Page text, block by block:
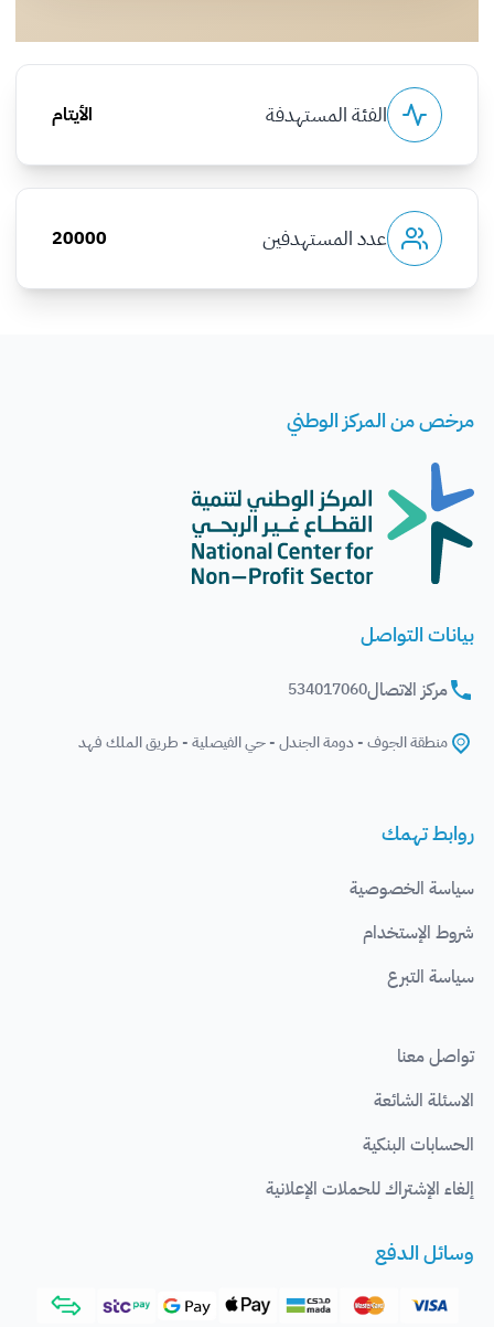
الفئة المستهدفة الأيتام
عدد المستهدفين 20000
مرخص من المركز الوطني
بيانات التواصل
مركز الاتصال534017060
منطقة الجوف - دومة الجندل - حي الفيصلية - طريق الملك فهد
روابط تهمك
سياسة الخصوصية
شروط الإستخدام
سياسة التبرع
تواصل معنا
الاسئلة الشائعة
الحسابات البنكية
إلغاء الإشتراك للحملات الإعلانية
وسائل الدفع